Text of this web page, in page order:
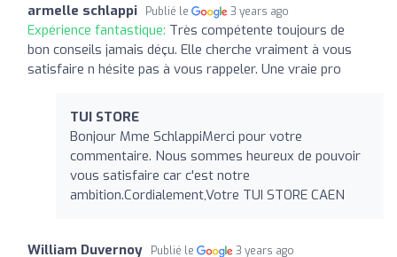
armelle schlappi Publié le 3 years ago
Expérience fantastique: Très compétente toujours de
bon conseils jamais déçu. Elle cherche vraiment à vous
satisfaire n hésite pas à vous rappeler. Une vraie pro
TUI STORE
Bonjour Mme SchlappiMerci pour votre
commentaire. Nous sommes heureux de pouvoir
vous satisfaire car c'est notre
ambition.Cordialement,Votre TUI STORE CAEN
William Duvernoy Publié le 3 years ago